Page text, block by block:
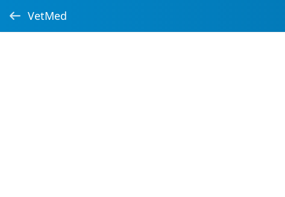
VetMed